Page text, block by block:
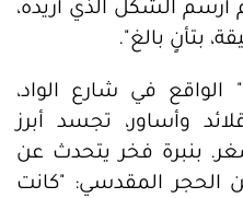
الشكل الذي أريده،
بتأنٍ بالغ".
الواقع في شارع الواد،
وأساور، تجسد أبرز
بنبرة فخر يتحدث عن
الحجر المقدسي: "كانت